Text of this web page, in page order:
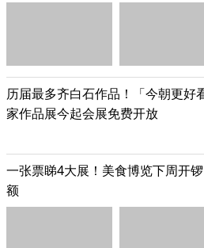
历届最多齐白石作品！「今朝更好
家作品展今起会展免费开放
一张票睇4大展！美食博览下周开
额